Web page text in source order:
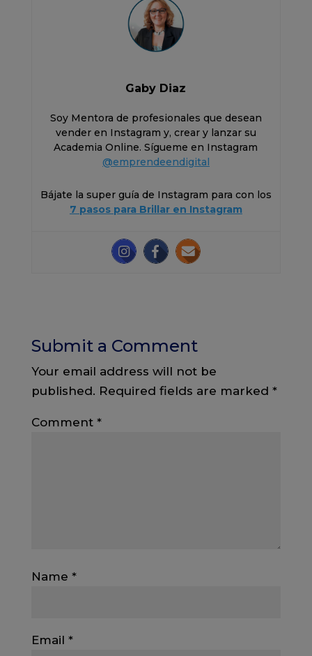
Gaby Diaz
Soy Mentora de profesionales que desean
vender en Instagram y, crear y lanzar su
Academia Online. Sígueme en Instagram
@emprendeendigital
Bájate la super guía de Instagram para con los
7 pasos para Brillar en Instagram
Submit a Comment
Your email address will not be
published. Required fields are marked *
Comment *
Name *
Email *